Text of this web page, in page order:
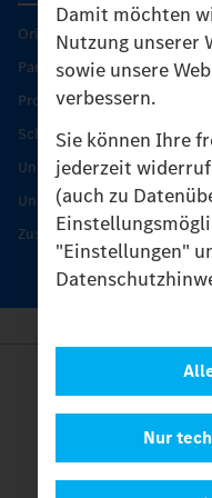
Damit möchten
Nutzung unserer
sowie unsere
verbessern.
Sie können Ihre
jederzeit
(auch zu
"Einstellungen"
Nur
Original-Teile
Partner finden
Produkt-Highlights
Schutz und Werterhalt
Unimog Serviceangebot
Unimog Servicetage
Zusatzleistungen